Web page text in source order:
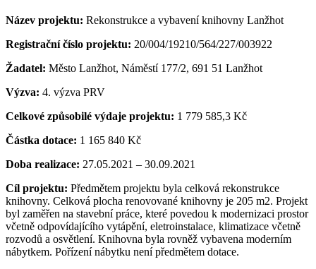
Název projektu: Rekonstrukce a vybavení knihovny Lanžhot
Registrační číslo projektu: 20/004/19210/564/227/003922
Žadatel: Město Lanžhot, Náměstí 177/2, 691 51 Lanžhot
Výzva: 4. výzva PRV
Celkové způsobilé výdaje projektu: 1 779 585,3 Kč
Částka dotace: 1 165 840 Kč
Doba realizace: 27.05.2021 – 30.09.2021
Cíl projektu: Předmětem projektu byla celková rekonstrukce
knihovny. Celková plocha renovované knihovny je 205 m2. Projekt
byl zaměřen na stavební práce, které povedou k modernizaci prostor
včetně odpovídajícího vytápění, eletroinstalace, klimatizace včetně
rozvodů a osvětlení. Knihovna byla rovněž vybavena moderním
nábytkem. Pořízení nábytku není předmětem dotace.